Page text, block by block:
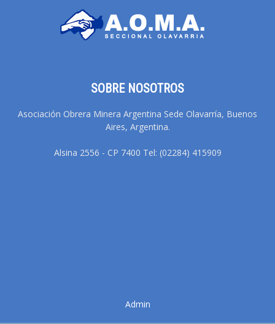
SOBRE NOSOTROS
Asociación Obrera Minera Argentina Sede Olavarría, Buenos
Aires, Argentina.
Alsina 2556 - CP 7400 Tel: (02284) 415909
Admin